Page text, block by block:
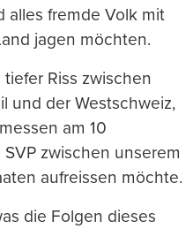
alles fremde Volk mit
jagen möchten.
Riss zwischen
und der Westschweiz,
am 10
zwischen unserem
aufreissen möchte.
die Folgen dieses